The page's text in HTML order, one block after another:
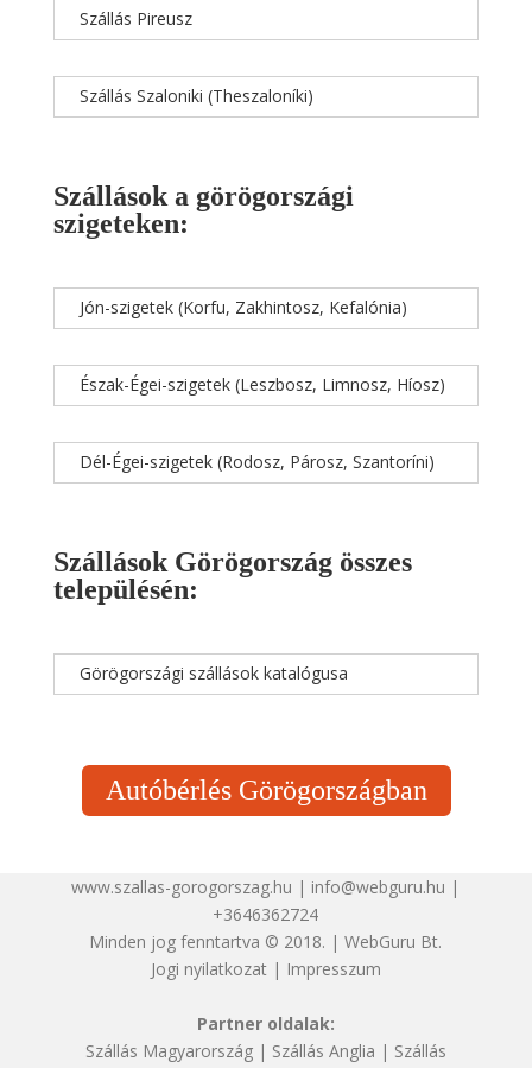
Szállás Pireusz
Szállás Szaloniki (Theszaloníki)
Szállások a görögországi
szigeteken:
Jón-szigetek (Korfu, Zakhintosz, Kefalónia)
Észak-Égei-szigetek (Leszbosz, Limnosz, Híosz)
Dél-Égei-szigetek (Rodosz, Párosz, Szantoríni)
Szállások Görögország összes
településén:
Görögországi szállások katalógusa
Autóbérlés Görögországban
www.szallas-gorogorszag.hu | info@webguru.hu |
+3646362724
Minden jog fenntartva © 2018. | WebGuru Bt.
Jogi nyilatkozat| Impresszum
Partner oldalak:
Szállás Magyarország| Szállás Anglia | Szállás